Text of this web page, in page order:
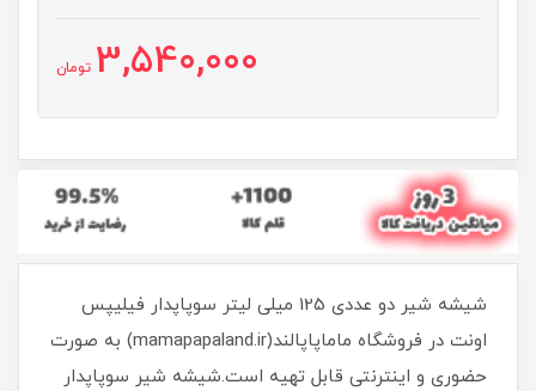
3,540,000 تومان
شیشه شیر دو عددی 125 میلی لیتر سوپاپدار فیلیپس
اونت در فروشگاه ماماپاپالند(mamapapaland.ir) به صورت
حضوری و اینترنتی قابل تهیه است.شیشه شیر سوپاپدار